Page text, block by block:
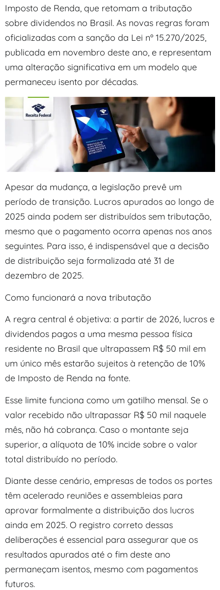
Imposto de Renda, que retomam a tributação
sobre dividendos no Brasil. As novas regras foram
oficializadas com a sanção da Lei nº 15.270/2025,
publicada em novembro deste ano, e representam
uma alteração significativa em um modelo que
permaneceu isento por décadas.
Apesar da mudança, a legislação prevê um
período de transição. Lucros apurados ao longo de
2025 ainda podem ser distribuídos sem tributação,
mesmo que o pagamento ocorra apenas nos anos
seguintes. Para isso, é indispensável que a decisão
de distribuição seja formalizada até 31 de
dezembro de 2025.
Como funcionará a nova tributação
A regra central é objetiva: a partir de 2026, lucros e
dividendos pagos a uma mesma pessoa física
residente no Brasil que ultrapassem R$ 50 mil em
um único mês estarão sujeitos à retenção de 10%
de Imposto de Renda na fonte.
Esse limite funciona como um gatilho mensal. Se o
valor recebido não ultrapassar R$ 50 mil naquele
mês, não há cobrança. Caso o montante seja
superior, a alíquota de 10% incide sobre o valor
total distribuído no período.
Diante desse cenário, empresas de todos os portes
têm acelerado reuniões e assembleias para
aprovar formalmente a distribuição dos lucros
ainda em 2025. O registro correto dessas
deliberações é essencial para assegurar que os
resultados apurados até o fim deste ano
permaneçam isentos, mesmo com pagamentos
futuros.